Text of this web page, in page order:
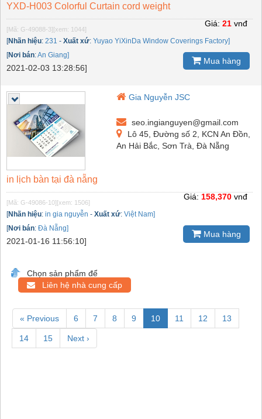
YXD-H003 Colorful Curtain cord weight
[Mã: G-49088-3][xem: 1044]
[Nhãn hiệu: 231 - Xuất xứ: Yuyao YiXinDa Window Coverings Factory]
[Nơi bán:An Giang]
2021-02-03 13:28:56]
Giá: 21 vnđ
Mua hàng
Gia Nguyễn JSC
seo.ingianguyen@gmail.com
Lô 45, Đường số 2, KCN An Đồn,
An Hải Bắc, Sơn Trà, Đà Nẵng
in lịch bàn tại đà nẵng
[Mã: G-49086-10][xem: 1506]
[Nhãn hiệu: in gia nguyễn - Xuất xứ: Việt Nam]
[Nơi bán: Đà Nẵng]
2021-01-16 11:56:10]
Giá: 158,370 vnđ
Mua hàng
Chọn sản phẩm để
Liên hệ nhà cung cấp
« Previous 6 7 8 9 10 11 12 13
14 15 Next ›